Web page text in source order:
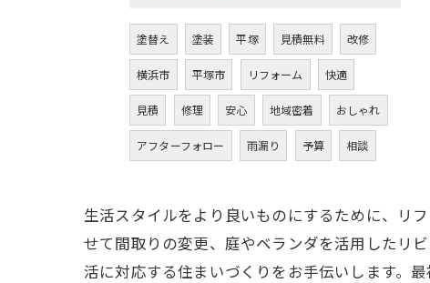
塗替え 塗装 平塚 見積無料 改修
横浜市 平塚市 リフォーム 快適
見積 修理 安心 地域密着 おしゃれ
アフターフォロー 雨漏り 予算 相談
生活スタイルをより良いものにするために、リ
せて間取りの変更、庭やベランダを活用したリ
活に対応する住まいづくりをお手伝いします。